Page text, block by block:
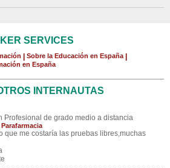
SERVICES
Sobre la Educación en España
en España
INTERNAUTAS
Profesional de grado medio a distancia
que me costaría las pruebas libres,muchas